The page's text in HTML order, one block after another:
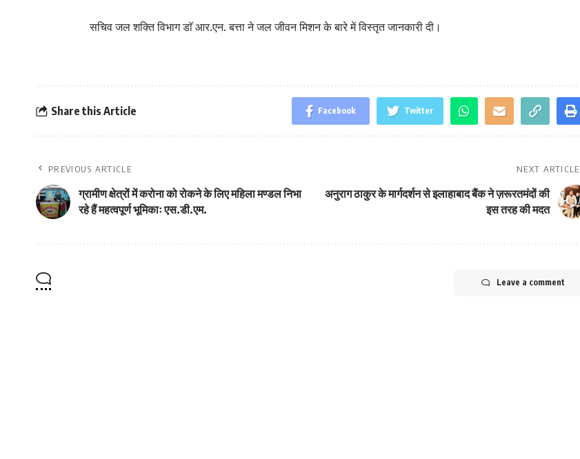
सचिव जल शक्ति विभाग डाॅ आर.एन. बत्ता ने जल जीवन मिशन के बारे में विस्तृत जानकारी दी।
Share this Article Facebook Twitter
PREVIOUS ARTICLE
ग्रामीण क्षेत्रों में करोना को रोकने के लिए महिला मण्डल निभा
रहे हैं महत्वपूर्ण भूमिकाः एस.डी.एम.
NEXT ARTICLE
अनुराग ठाकुर के मार्गदर्शन से इलाहाबाद बैंक ने ज़रूरतमंदों की
इस तरह की मदत
Leave a comment